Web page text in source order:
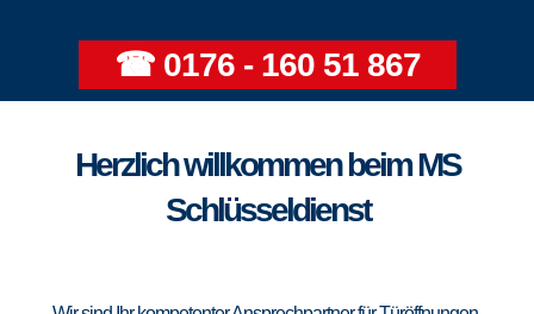
☎ 0176 - 160 51 867
Herzlich willkommen beim MS
Schlüsseldienst